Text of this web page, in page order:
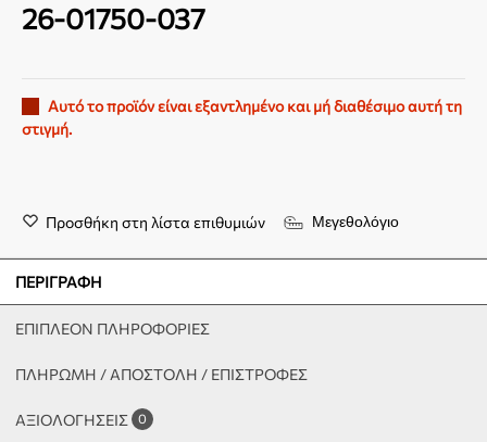
26-01750-037
Αυτό το προϊόν είναι εξαντλημένο και μή διαθέσιμο αυτή τη
στιγμή.
Προσθήκη στη λίστα επιθυμιών Μεγεθολόγιο
ΠΕΡΙΓΡΑΦΉ
ΕΠΙΠΛΈΟΝ ΠΛΗΡΟΦΟΡΊΕΣ
ΠΛΗΡΩΜΗ / ΑΠΟΣΤΟΛΗ / ΕΠΙΣΤΡΟΦΕΣ
ΑΞΙΟΛΟΓΉΣΕΙΣ 0